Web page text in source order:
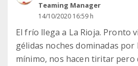
Teaming Manager
14/10/2020 16:59 h
El frío llega a La Rioja. Pronto
gélidas noches dominadas por
mínimo, nos hacen tiritar pero